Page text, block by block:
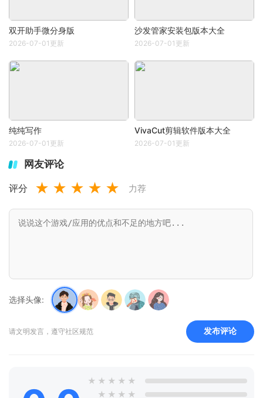
双开助手微分身版
2026-07-01更新
沙发管家安装包版本大全
2026-07-01更新
纯纯写作
2026-07-01更新
VivaCut剪辑软件版本大全
2026-07-01更新
网友评论
评分 ★ ★ ★ ★ ★ 力荐
选择头像:
请文明发言，遵守社区规范 发布评论
★ ★ ★ ★ ★
★ ★ ★ ★